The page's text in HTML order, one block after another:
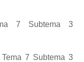
7 Subtema 3
7 Subtema 3